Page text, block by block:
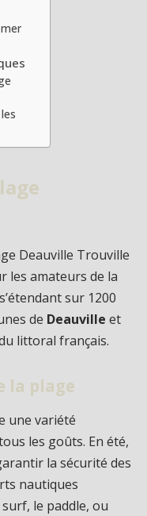
Deauville Trouville
les amateurs de la
sur 1200
de Deauville et
littoral français.
la plage
une variété
les goûts. En été,
la sécurité des
nautiques
le paddle, ou